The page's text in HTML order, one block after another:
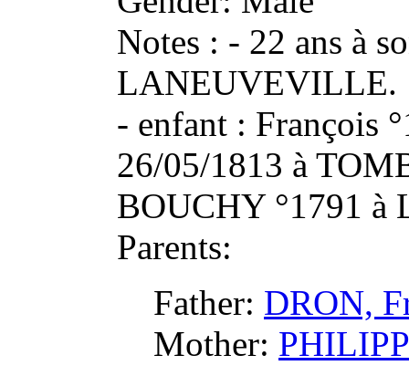
Notes : - 22 ans à
LANEUVEVILLE.
- enfant : François
26/05/1813 à
BOUCHY °1791 à
Parents:
Father: DRON,
Mother: